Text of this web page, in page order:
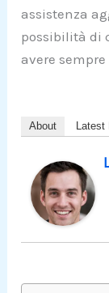
assistenza
possibilità di
avere
About